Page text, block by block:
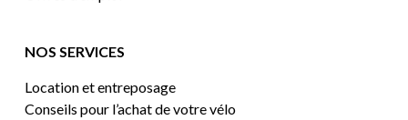
NOS SERVICES
Location et entreposage
Conseils pour l’achat de votre vélo